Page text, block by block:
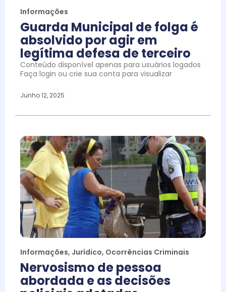
Informações
Guarda Municipal de folga é
absolvido por agir em
legítima defesa de terceiro
Conteúdo disponível apenas para usuários logados
Faça login ou crie sua conta para visualizar
Junho 12, 2025
Informações, Jurídico, Ocorrências Criminais
Nervosismo de pessoa
abordada e as decisões